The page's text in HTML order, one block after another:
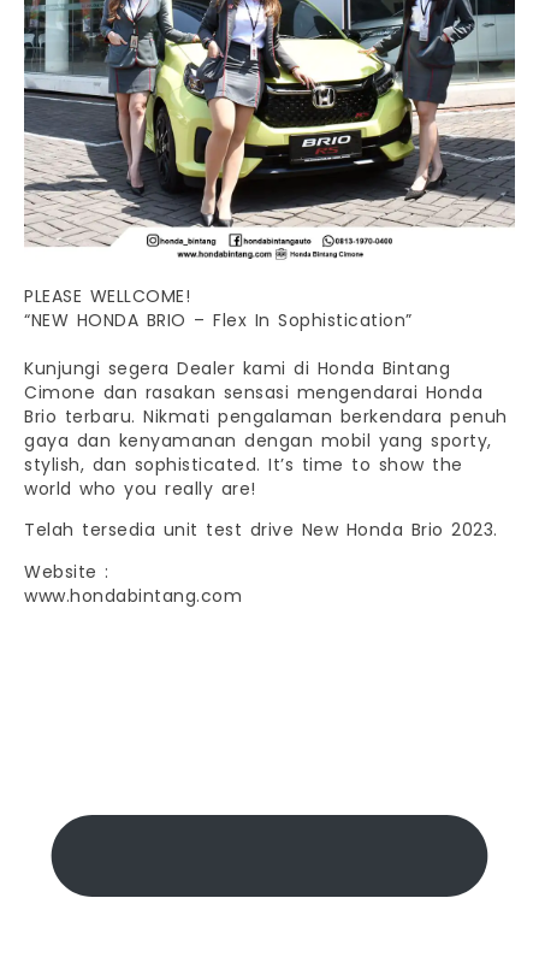
PLEASE WELLCOME!
“NEW HONDA BRIO – Flex In Sophistication”
Kunjungi segera Dealer kami di Honda Bintang
Cimone dan rasakan sensasi mengendarai Honda
Brio terbaru. Nikmati pengalaman berkendara penuh
gaya dan kenyamanan dengan mobil yang sporty,
stylish, dan sophisticated. It’s time to show the
world who you really are!
Telah tersedia unit test drive New Honda Brio 2023.
Website :
www.hondabintang.com